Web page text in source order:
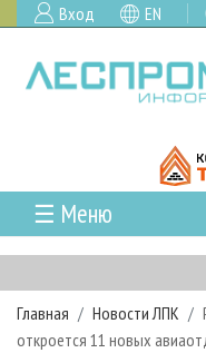
Вход EN
☰ Меню
ГЛАВНАЯ
РУБРИКИ И ТЕМЫ
РУБРИКИ ЖУРНАЛА
НОВОСТИ
Главная Новости ЛПК
откроется 11 новых